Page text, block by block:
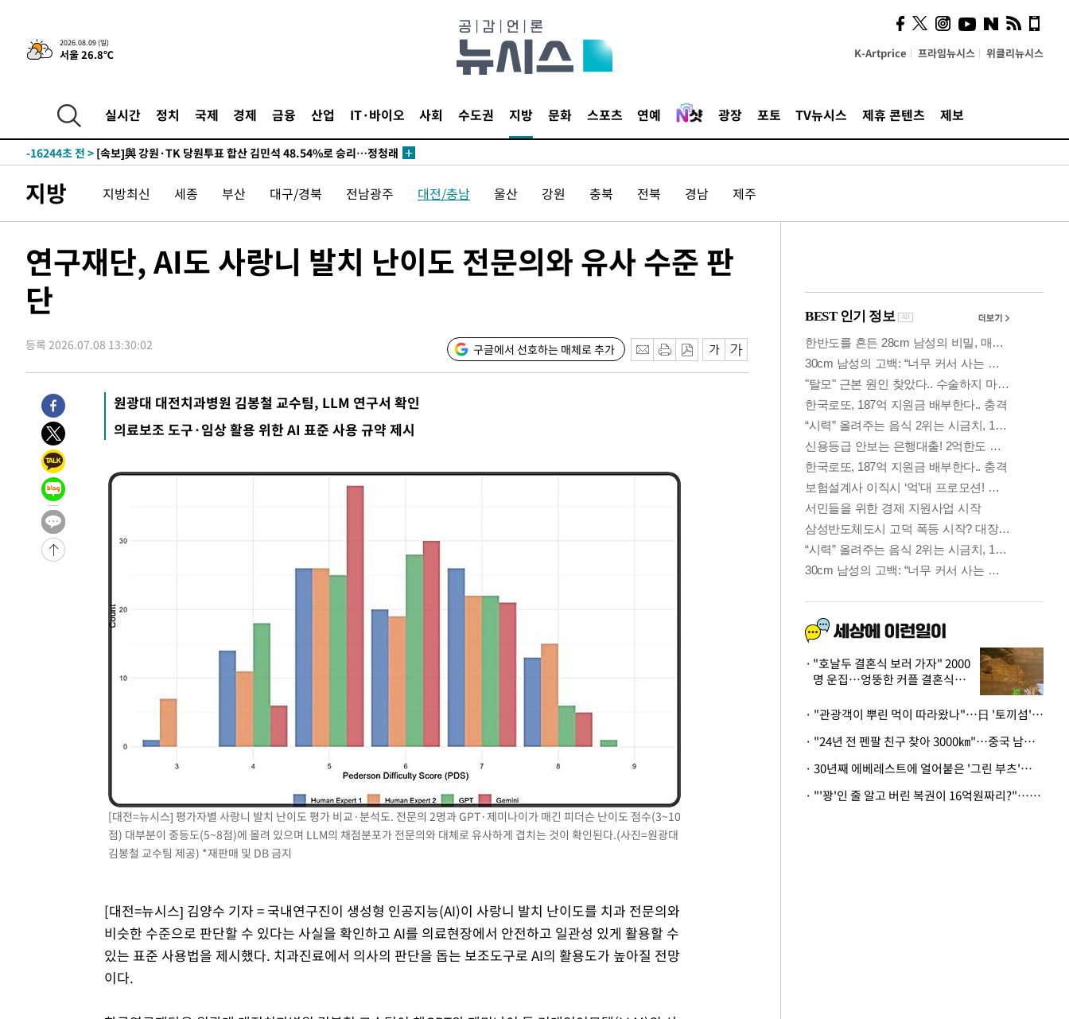
2026.08.09 (일)
서울 26.8℃ K-Artprice 프라임뉴시스 위클리뉴시스
실시간 정치 국제 경제 금융 산업 IT·바이오 사회 수도권 지방 문화 스포츠 연예 광장 포토 TV뉴시스 제휴 콘텐츠 제보
-24676초 전 >네타냐후, 트럼프의 가자 평화 2차 15개조 평화안 '거부'
-17614초 전 >
AT마드리드 데뷔 앞둔 이강인, 맨시티전 선발 대신 '벤치 시작'
44.40%
-15578초 전 > 與 강원·TK 당원투표 합산 김민석 46.01%로 승리…정청래
-15225초 전 >
[속보]與 당대표 경선, 경북 권리당원 투표 김민석 47.37%·정청래
45.71%
-15127초 전 >[속보]與 당대표 경선, 대구 권리당원 투표 정청래 47.82%·김민석
-14924초 전 >
[속보]與 당대표 경선, 강원 권리당원 투표 김민석 승리…50.30%
득표
-12842초 전 >"일본축구협회, 대한축구협회 성 접대 의혹 심판 조사"
-5484초 전 >
상
-849초 전 >
-29635초 전 >
이강인, 5만 관중 앞 ATM 데뷔…뜨거운 응원 속 새출발(종합)
-29391초 전 >
'AT마드리드 7번' 이강인 데뷔전…맨시티에 1-3 역전패(종합)
-27130초 전 >
-26632초 전 >
[속보]'AT마드리드 7번' 이강인, 맨시티 상대로 비공식 데뷔전
-24696초 전 >
네타냐후, 트럼프의 가자 평화 2차 15개조 평화안 '거부'
-21292초 전 >
-20288초 전 >
태풍 돌핀, 중 저장성 타이저우시 해안에 상륙 (1보)
-17634초 전 >
[속보]與 강원·TK 당원투표 합산 김민석 48.54%로 승리…정청래
與 강원·TK 당원투표 합산 김민석 46.01%로 승리…정청래
[속보]與전대 권리당원투표…강원·경북 김민석, 대구 정청래 승리
[속보]與 당대표 경선, 경북 권리당원 투표 김민석 47.37%·정청래
[속보]與 당대표 경선, 대구 권리당원 투표 정청래 47.82%·김민석
[속보]장은수, KLPGA 제주삼다수 역전 우승…데뷔 10년 차에 첫 정
"얼마나 더웠으면"…안동 물길공원서 헤엄친 구렁이 '소동'
손흥민, 68분 뛰고 2경기 침묵…LAFC, 톨루카에 1-0 승리(종합)
'2경기 연속 침묵' 손흥민, 톨루카전 68분만 뛰고 슈팅 0개
이강인, 오늘 서울서 AT마드리드 입단식…'전례 없는 특급대우'
지방 지방최신 세종 부산 대구/경북 전남광주 대전/충남 울산 강원 충북 전북 경남 제주
연구재단, AI도 사랑니 발치 난이도 전문의와 유사 수준 판
단
등록 2026.07.08 13:30:02 구글에서 선호하는 매체로 추가
원광대 대전치과병원 김봉철 교수팀, LLM 연구서 확인
의료보조 도구·임상 활용 위한 AI 표준 사용 규약 제시
[대전=뉴시스] 평가자별 사랑니 발치 난이도 평가 비교·분석도. 전문의 2명과 GPT·제미나이가 매긴 피더슨 난이도 점수(3~10
점) 대부분이 중등도(5~8점)에 몰려 있으며 LLM의 채점분포가 전문의와 대체로 유사하게 겹치는 것이 확인된다.(사진=원광대
김봉철 교수팀 제공) *재판매 및 DB 금지
[대전=뉴시스] 김양수 기자 = 국내연구진이 생성형 인공지능(AI)이 사랑니 발치 난이도를 치과 전문의와
비슷한 수준으로 판단할 수 있다는 사실을 확인하고 AI를 의료현장에서 안전하고 일관성 있게 활용할 수
있는 표준 사용법을 제시했다. 치과진료에서 의사의 판단을 돕는 보조도구로 AI의 활용도가 높아질 전망
이다.
사이 해답 찾았죠"…알을
깨고 나온 '초자아'
"호날두 결혼식 보러 가자" 2000
명 운집…엉뚱한 커플 결혼식에
· "관광객이 뿌린 먹이 따라왔나"…日 '토끼섬' 멧돼지, 토끼까지 사냥
· "24년 전 펜팔 친구 찾아 3000㎞"…중국 남성 사연에 '뭉클'
· 30년째 에베레스트에 얼어붙은 '그린 부츠'…드디어 가족 품으로
· "'꽝'인 줄 알고 버린 복권이 16억원짜리?"…극적으로 되찾은 사연